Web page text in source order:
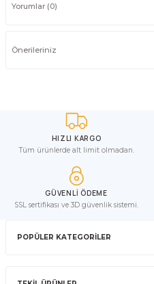
Yorumlar (0)
Önerileriniz
HIZLI KARGO
Tüm ürünlerde alt limit olmadan.
GÜVENLİ ÖDEME
SSL sertifikası ve 3D güvenlik sistemi.
POPÜLER KATEGORİLER